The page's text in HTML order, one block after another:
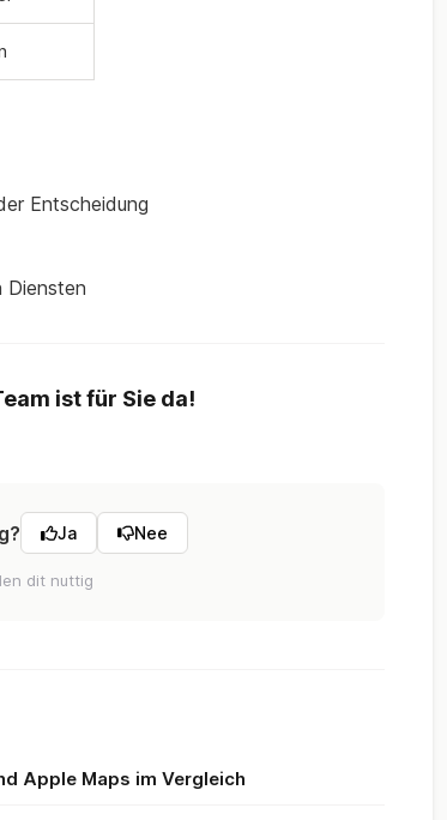
Entscheidung
Diensten
ist für Sie da!
Ja Nee
dit nuttig
Apple Maps im Vergleich